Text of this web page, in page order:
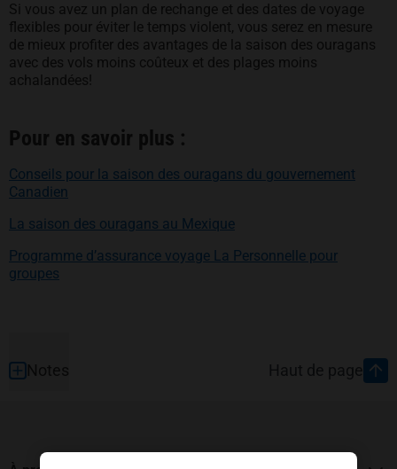
Si vous avez un plan de rechange et des dates de voyage
flexibles pour éviter le temps violent, vous serez en mesure
de mieux profiter des avantages de la saison des ouragans
avec des vols moins coûteux et des plages moins
achalandées!
Pour en savoir plus :
Conseils pour la saison des ouragans du gouvernement
Canadien
La saison des ouragans au Mexiques’ouvre dans un nouvel
Programme d’assurance voyage La Personnelle pour
groupes
Haut de page